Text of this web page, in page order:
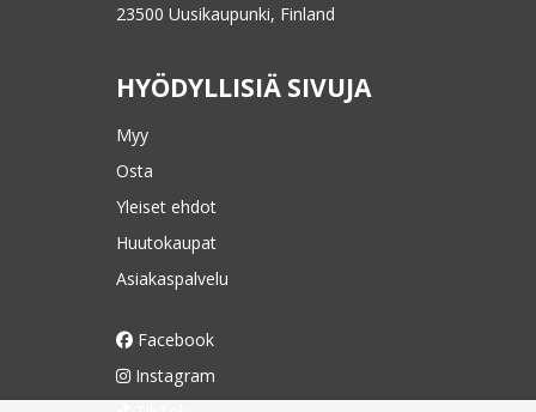
23500 Uusikaupunki, Finland
HYÖDYLLISIÄ SIVUJA
Myy
Osta
Yleiset ehdot
Huutokaupat
Asiakaspalvelu
Facebook
Instagram